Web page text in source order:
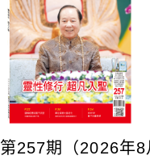
第257期（2026年8